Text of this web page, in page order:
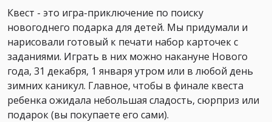
Квест - это игра-приключение по поиску
новогоднего подарка для детей. Мы придумали и
нарисовали готовый к печати набор карточек с
заданиями. Играть в них можно накануне Нового
года, 31 декабря, 1 января утром или в любой день
зимних каникул. Главное, чтобы в финале квеста
ребенка ожидала небольшая сладость, сюрприз или
подарок (вы покупаете его сами).